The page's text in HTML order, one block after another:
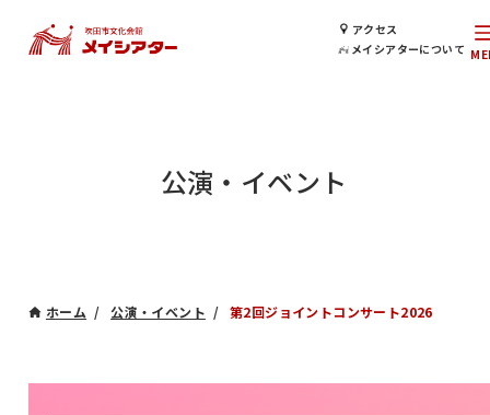
アクセス
メイシアターについて
公演・イベント
ホーム 公演・イベント 第2回ジョイントコンサート2026